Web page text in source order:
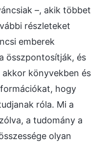
–, akik többet
részleteket
emberek
összpontosítják, és
könyvekben és
hogy
róla. Mi a
a tudomány a
olyan